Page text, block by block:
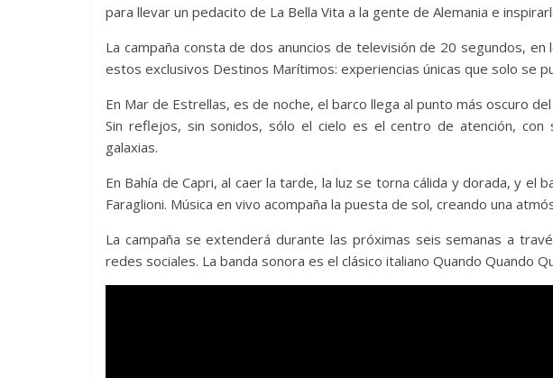
para llevar un pedacito de La Bella Vita a la gente de Alemania e
La campaña consta de dos anuncios de televisión de 20 segundos,
estos exclusivos Destinos Marítimos: experiencias únicas que solo se
En Mar de Estrellas, es de noche, el barco llega al punto más oscuro
Sin reflejos, sin sonidos, sólo el cielo es el centro de atención, con
galaxias.
En Bahía de Capri, al caer la tarde, la luz se torna cálida y dorada, y el
Faraglioni. Música en vivo acompaña la puesta de sol, creando una
La campaña se extenderá durante las próximas seis semanas a
redes sociales. La banda sonora es el clásico italiano Quando Quando